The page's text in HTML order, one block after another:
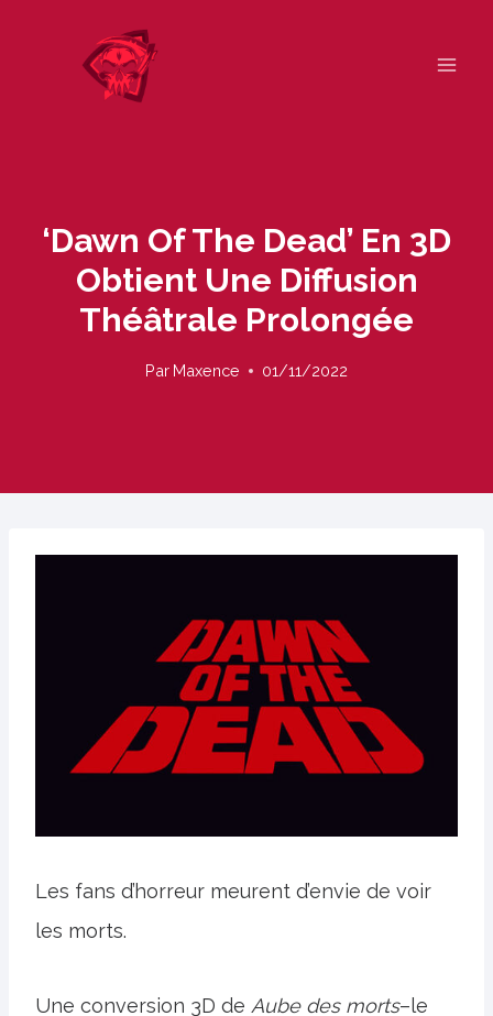
‘Dawn Of The Dead’ En 3D
Obtient Une Diffusion
Théâtrale Prolongée
Par Maxence 01/11/2022
Les fans d’horreur meurent d’envie de voir
les morts.
Une conversion 3D de Aube des morts–le